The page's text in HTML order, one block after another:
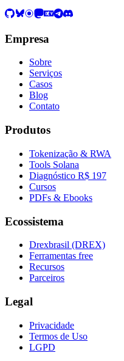
Empresa
Sobre
Serviços
Casos
Blog
Contato
Produtos
Tokenização & RWA
Tools Solana
Diagnóstico R$ 197
Cursos
PDFs & Ebooks
Ecossistema
Drexbrasil (DREX)
Ferramentas free
Recursos
Parceiros
Legal
Privacidade
Termos de Uso
LGPD